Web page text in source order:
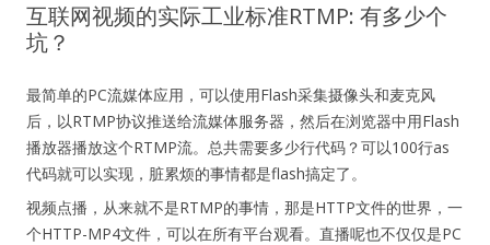
互联网视频的实际工业标准RTMP: 有多少个
坑？
最简单的PC流媒体应用，可以使用Flash采集摄像头和麦克风
后，以RTMP协议推送给流媒体服务器，然后在浏览器中用Flash
播放器播放这个RTMP流。总共需要多少行代码？可以100行as
代码就可以实现，脏累烦的事情都是flash搞定了。
视频点播，从来就不是RTMP的事情，那是HTTP文件的世界，一
个HTTP-MP4文件，可以在所有平台观看。直播呢也不仅仅是PC